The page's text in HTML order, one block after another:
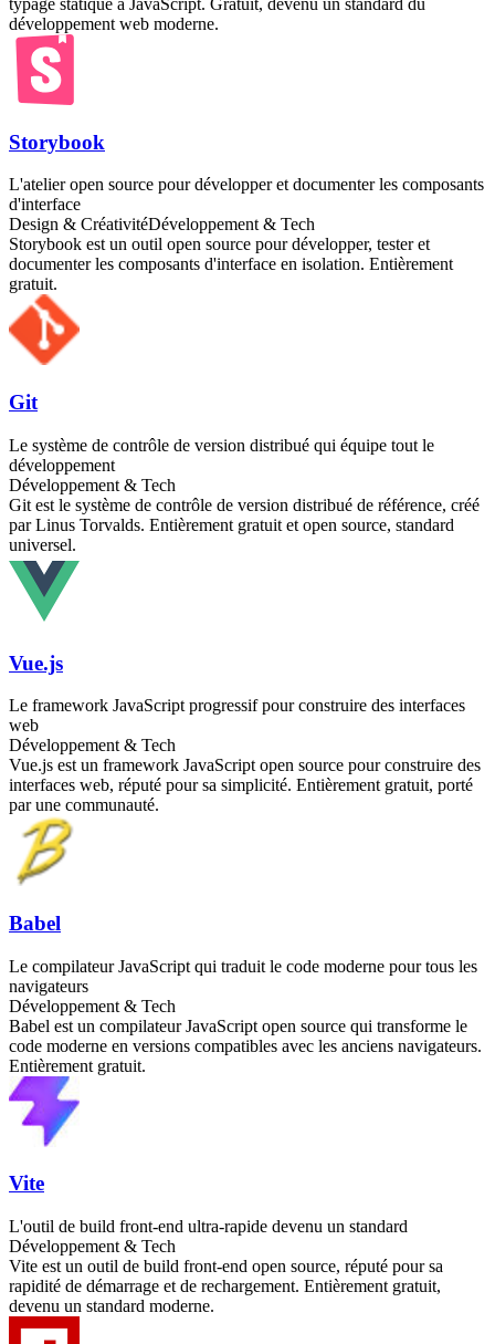
typage statique à JavaScript. Gratuit, devenu un standard du
développement web moderne.
Storybook
L'atelier open source pour développer et documenter les composants
d'interface
Design & CréativitéDéveloppement & Tech
Storybook est un outil open source pour développer, tester et
documenter les composants d'interface en isolation. Entièrement
gratuit.
Git
Le système de contrôle de version distribué qui équipe tout le
développement
Développement & Tech
Git est le système de contrôle de version distribué de référence, créé
par Linus Torvalds. Entièrement gratuit et open source, standard
universel.
Vue.js
Le framework JavaScript progressif pour construire des interfaces
web
Développement & Tech
Vue.js est un framework JavaScript open source pour construire des
interfaces web, réputé pour sa simplicité. Entièrement gratuit, porté
par une communauté.
Babel
Le compilateur JavaScript qui traduit le code moderne pour tous les
navigateurs
Développement & Tech
Babel est un compilateur JavaScript open source qui transforme le
code moderne en versions compatibles avec les anciens navigateurs.
Entièrement gratuit.
Vite
L'outil de build front-end ultra-rapide devenu un standard
Développement & Tech
Vite est un outil de build front-end open source, réputé pour sa
rapidité de démarrage et de rechargement. Entièrement gratuit,
devenu un standard moderne.